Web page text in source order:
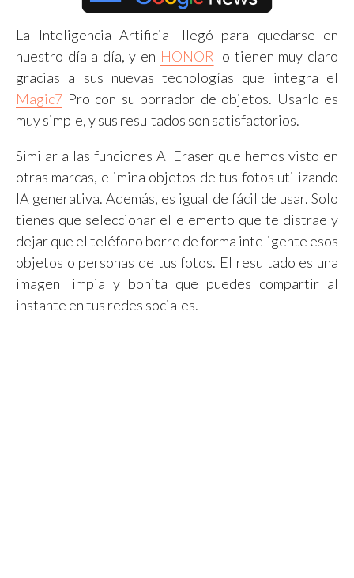
La Inteligencia Artificial llegó para quedarse en
nuestro día a día, y en HONOR lo tienen muy claro
gracias a sus nuevas tecnologías que integra el
Magic7 Pro con su borrador de objetos. Usarlo es
muy simple, y sus resultados son satisfactorios.
Similar a las funciones AI Eraser que hemos visto en
otras marcas, elimina objetos de tus fotos utilizando
IA generativa. Además, es igual de fácil de usar. Solo
tienes que seleccionar el elemento que te distrae y
dejar que el teléfono borre de forma inteligente esos
objetos o personas de tus fotos. El resultado es una
imagen limpia y bonita que puedes compartir al
instante en tus redes sociales.